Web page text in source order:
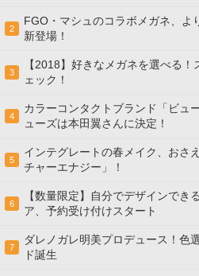
2
FGO・マシュのコラボメガネ、よ
新登場！
3
【2018】好きなメガネを選べる
ェック！
4
カラーコンタクトブランド「ビュ
ューズは本田翼さんに決定！
5
インテグレートの春メイク、おさ
チャーエナジー」！
6
【数量限定】自分でデザインでき
ア、予約受け付けスタート
7
ダレノガレ明美プロデュース！色
ド誕生